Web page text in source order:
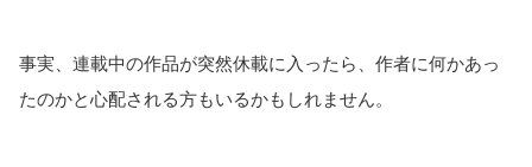
事実、連載中の作品が突然休載に入ったら、作者に何かあっ
たのかと心配される方もいるかもしれません。